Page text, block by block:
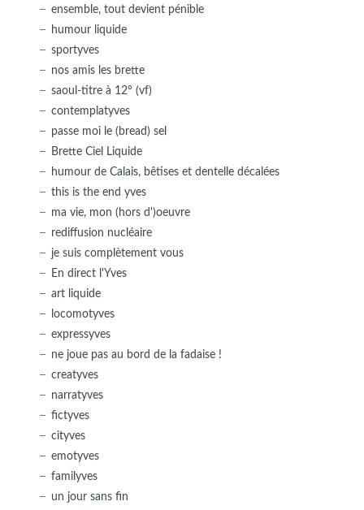
ensemble, tout devient pénible
humour liquide
sportyves
nos amis les brette
saoul-titre à 12° (vf)
contemplatyves
passe moi le (bread) sel
Brette Ciel Liquide
humour de Calais, bêtises et dentelle décalées
this is the end yves
ma vie, mon (hors d')oeuvre
rediffusion nucléaire
je suis complètement vous
En direct l'Yves
art liquide
locomotyves
expressyves
ne joue pas au bord de la fadaise !
creatyves
narratyves
fictyves
cityves
emotyves
familyves
un jour sans fin